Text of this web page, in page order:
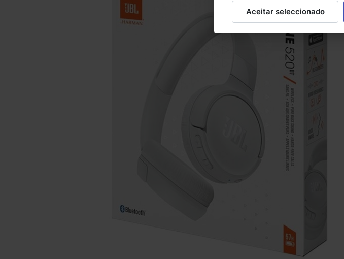
Aceitar seleccionado